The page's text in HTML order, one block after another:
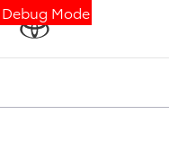
Debug Mode